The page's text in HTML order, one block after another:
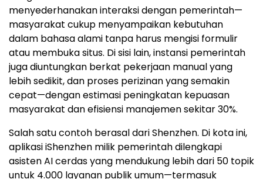
Huawei menghadirkan konsep layanan"chat-to-
process"yang membantu masyarakat
menyelesaikan urusan administrasi melalui interaksi
dengan antarmuka AI. Hal tersebut
menyederhanakan interaksi dengan pemerintah—
masyarakat cukup menyampaikan kebutuhan
dalam bahasa alami tanpa harus mengisi formulir
atau membuka situs. Di sisi lain, instansi pemerintah
juga diuntungkan berkat pekerjaan manual yang
lebih sedikit, dan proses perizinan yang semakin
cepat—dengan estimasi peningkatan kepuasan
masyarakat dan efisiensi manajemen sekitar 30%.